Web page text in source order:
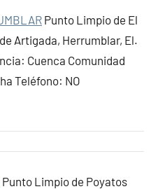
Punto Limpio de El
Artigada, Herrumblar, El.
Cuenca Comunidad
Teléfono: NO
Punto Limpio de Poyatos